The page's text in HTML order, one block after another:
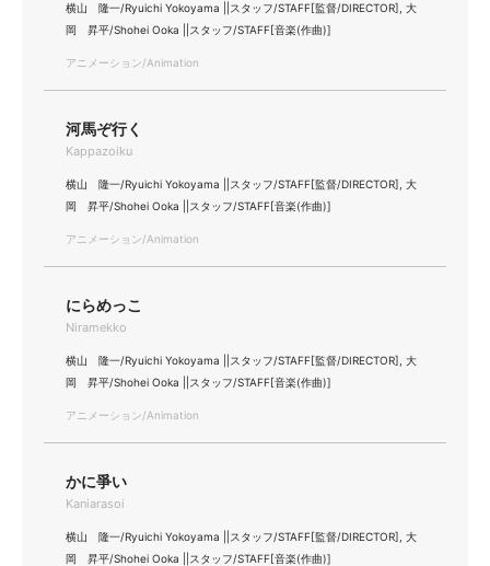
横山 隆一/Ryuichi Yokoyama ||スタッフ/STAFF[監督/DIRECTOR], 大
岡 昇平/Shohei Ooka ||スタッフ/STAFF[音楽(作曲)]
アニメーション/Animation
河馬ぞ行く
Kappazoiku
横山 隆一/Ryuichi Yokoyama ||スタッフ/STAFF[監督/DIRECTOR], 大
岡 昇平/Shohei Ooka ||スタッフ/STAFF[音楽(作曲)]
アニメーション/Animation
にらめっこ
Niramekko
横山 隆一/Ryuichi Yokoyama ||スタッフ/STAFF[監督/DIRECTOR], 大
岡 昇平/Shohei Ooka ||スタッフ/STAFF[音楽(作曲)]
アニメーション/Animation
かに爭い
Kaniarasoi
横山 隆一/Ryuichi Yokoyama ||スタッフ/STAFF[監督/DIRECTOR], 大
岡 昇平/Shohei Ooka ||スタッフ/STAFF[音楽(作曲)]